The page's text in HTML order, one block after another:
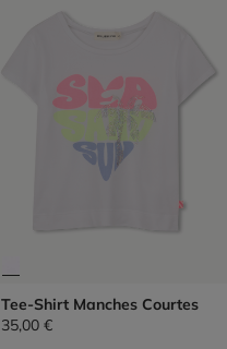
Tee-Shirt Manches Courtes
35,00 €